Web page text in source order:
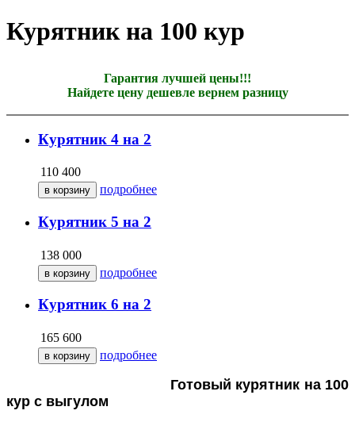
Курятник на 100 кур
Гарантия лучшей цены!!!
Найдете цену дешевле вернем разницу
Курятник 4 на 2
110 400
подробнее
Курятник 5 на 2
138 000
подробнее
Курятник 6 на 2
165 600
подробнее
Готовый курятник на 100
кур с выгулом